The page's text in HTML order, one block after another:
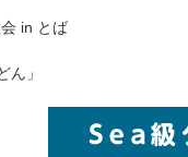
in とば
」